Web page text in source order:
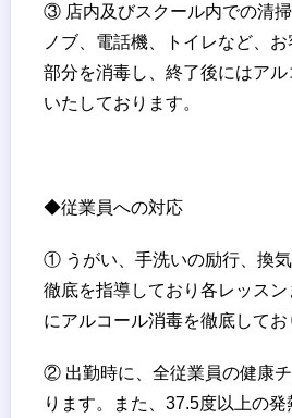
③ 店内及びスクール内での清
ノブ、電話機、トイレなど、
部分を消毒し、終了後にはア
いたしております。
◆従業員への対応
① うがい、手洗いの励行、換
徹底を指導しており各レッスン
にアルコール消毒を徹底してお
② 出勤時に、全従業員の健康
ります。また、37.5度以上の